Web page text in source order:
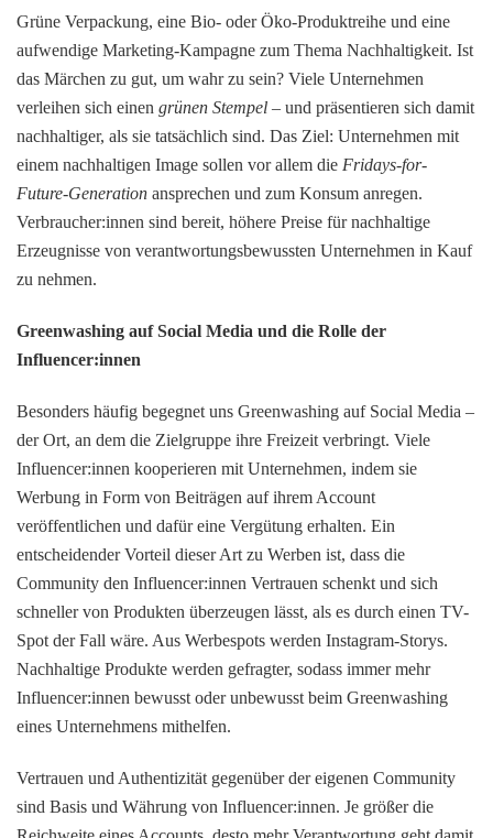
Grüne Verpackung, eine Bio- oder Öko-Produktreihe und eine
aufwendige Marketing-Kampagne zum Thema Nachhaltigkeit. Ist
das Märchen zu gut, um wahr zu sein? Viele Unternehmen
verleihen sich einen grünen Stempel – und präsentieren sich damit
nachhaltiger, als sie tatsächlich sind. Das Ziel: Unternehmen mit
einem nachhaltigen Image sollen vor allem die Fridays-for-
Future-Generation ansprechen und zum Konsum anregen.
Verbraucher:innen sind bereit, höhere Preise für nachhaltige
Erzeugnisse von verantwortungsbewussten Unternehmen in Kauf
zu nehmen.
Greenwashing auf Social Media und die Rolle der
Influencer:innen
Besonders häufig begegnet uns Greenwashing auf Social Media –
der Ort, an dem die Zielgruppe ihre Freizeit verbringt. Viele
Influencer:innen kooperieren mit Unternehmen, indem sie
Werbung in Form von Beiträgen auf ihrem Account
veröffentlichen und dafür eine Vergütung erhalten. Ein
entscheidender Vorteil dieser Art zu Werben ist, dass die
Community den Influencer:innen Vertrauen schenkt und sich
schneller von Produkten überzeugen lässt, als es durch einen TV-
Spot der Fall wäre. Aus Werbespots werden Instagram-Storys.
Nachhaltige Produkte werden gefragter, sodass immer mehr
Influencer:innen bewusst oder unbewusst beim Greenwashing
eines Unternehmens mithelfen.
Vertrauen und Authentizität gegenüber der eigenen Community
sind Basis und Währung von Influencer:innen. Je größer die